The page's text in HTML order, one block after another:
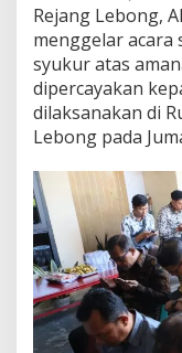
Rejang Lebong,
menggelar acara
syukur atas
dipercayakan
dilaksanakan di
Lebong pada